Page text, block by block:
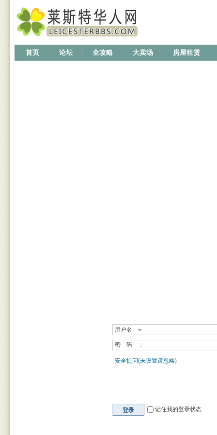
首页 论坛 全攻略 大卖场 房屋租赁
用户名
密 码 ：
安全提问(未设置请忽略)
登录 记住我的登录状态